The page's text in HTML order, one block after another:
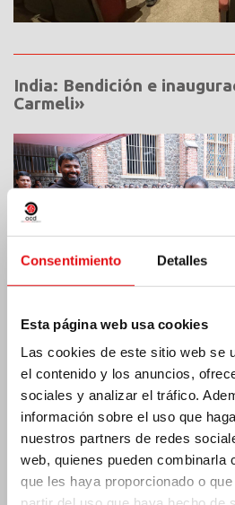
Consentimiento Detalles
Esta página web usa cookies
Las cookies de este sitio web se
el contenido y los anuncios,
sociales y analizar el tráfico.
información sobre el uso que
nuestros partners de redes
web, quienes pueden combinarla
que les haya proporcionado o
India: Bendición e
Carmeli»
Costa de Marfil: Doble